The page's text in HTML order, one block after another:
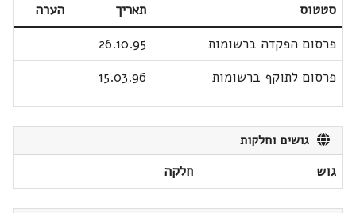
סטטוס תאריך
הערה
פרסום הפקדה ברשומות
26.10.95
פרסום לתוקף ברשומות
15.03.96
גושים וחלקות
גוש חלקה